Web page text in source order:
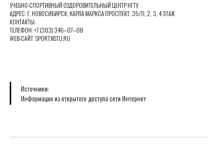
УЧЕБНО-СПОРТИВНЫЙ ОЗДОРОВИТЕЛЬНЫЙ ЦЕНТР НГТУ
АДРЕС: Г. НОВОСИБИРСК, ​КАРЛА МАРКСА ПРОСПЕКТ, 35/1​1, 2, 3, 4 ЭТАЖ
КОНТАКТЫ:
ТЕЛЕФОН: +7 (383) 346‒07‒08
WEB-САЙТ: SPORT.NSTU.RU
Источники:
Информация из открытого доступа сети Интернет